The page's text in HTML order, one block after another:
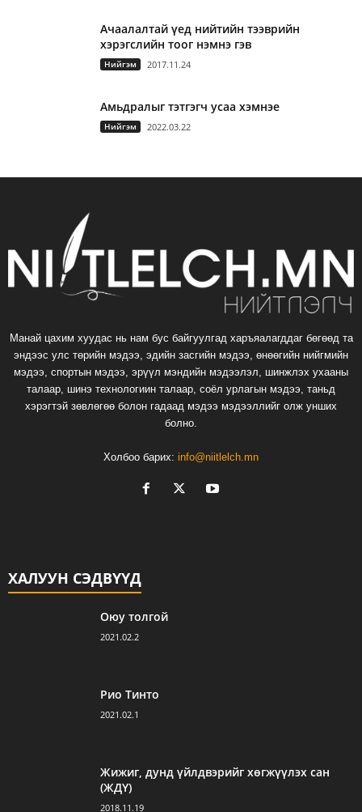
Ачаалалтай үед нийтийн тээврийн
хэрэгслийн тоог нэмнэ гэв
Нийгэм 2017.11.24
Амьдралыг тэтгэгч усаа хэмнэе
Нийгэм 2022.03.22
Манай цахим хуудас нь нам бус байгуулгад харъяалагддаг бөгөөд та
эндээс улс төрийн мэдээ, эдийн засгийн мэдээ, өнөөгийн нийгмийн
мэдээ, спортын мэдээ, эрүүл мэндийн мэдээлэл, шинжлэх ухааны
талаар, шинэ технологиин талаар, соёл урлагын мэдээ, таньд
хэрэгтэй зөвлөгөө болон гадаад мэдээ мэдээллийг олж унших
болно.
Холбоо барих: info@niitlelch.mn
ХАЛУУН СЭДВҮҮД
Оюу толгой
2021.02.2
Рио Тинто
2021.02.1
Жижиг, дунд үйлдвэрийг хөгжүүлэх сан
(ЖДҮ)
2018.11.19